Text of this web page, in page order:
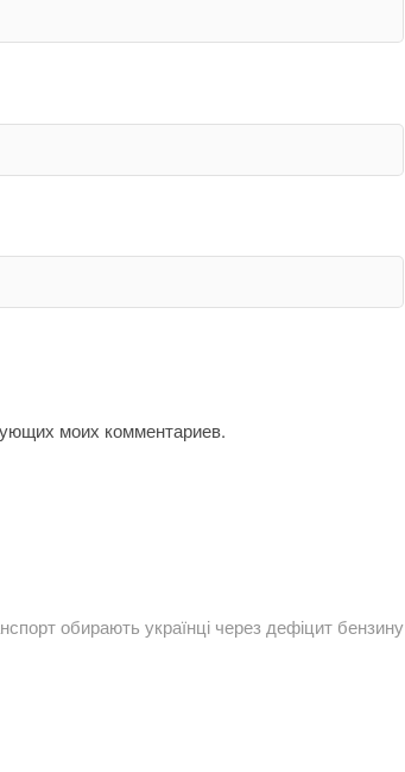
моих комментариев.
обирають українці через дефіцит бензину